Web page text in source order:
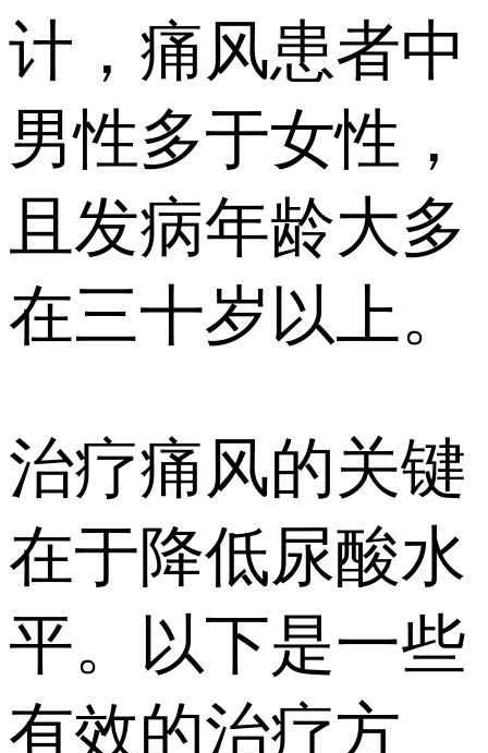
计，痛风患者中
男性多于女性，
且发病年龄大多
在三十岁以上。
治疗痛风的关键
在于降低尿酸水
平。以下是一些
有效的治疗方